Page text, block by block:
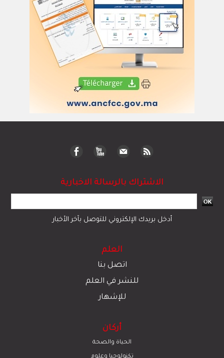
الاشتراك بالرسالة الاخبارية
أدخل بريدك الإلكتروني للتوصل بآخر الأخبار
العلم
اتصل بنا
للنشر في العلم
للإشهار
أركان
الحياة والصحة